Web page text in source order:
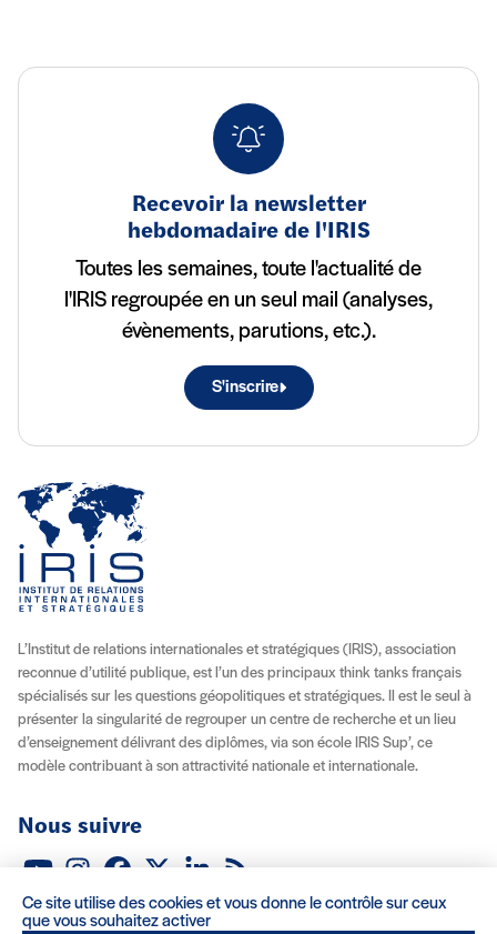
Recevoir la newsletter
hebdomadaire de l'IRIS
Toutes les semaines, toute l'actualité de
l'IRIS regroupée en un seul mail (analyses,
évènements, parutions, etc.).
S'inscrire
L’Institut de relations internationales et stratégiques (IRIS), association
reconnue d’utilité publique, est l’un des principaux think tanks français
spécialisés sur les questions géopolitiques et stratégiques. Il est le seul à
présenter la singularité de regrouper un centre de recherche et un lieu
d’enseignement délivrant des diplômes, via son école IRIS Sup’, ce
modèle contribuant à son attractivité nationale et internationale.
Nous suivre
À propos
Recrutement Locations Contact
Ce site utilise des cookies et vous donne le contrôle sur ceux
que vous souhaitez activer